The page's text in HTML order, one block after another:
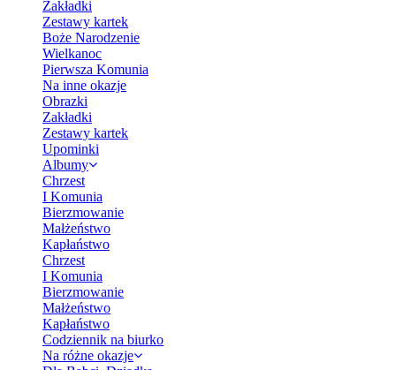
Zakładki
Zestawy kartek
Boże Narodzenie
Wielkanoc
Pierwsza Komunia
Na inne okazje
Obrazki
Zakładki
Zestawy kartek
Upominki
Albumy
Chrzest
I Komunia
Bierzmowanie
Małżeństwo
Kapłaństwo
Chrzest
I Komunia
Bierzmowanie
Małżeństwo
Kapłaństwo
Codziennik na biurko
Na różne okazje